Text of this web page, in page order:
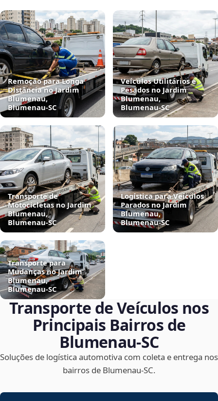
Remoção para Longa
Distância no Jardim
Blumenau,
Blumenau‑SC
Veículos Utilitários e
Pesados no Jardim
Blumenau,
Blumenau‑SC
Transporte de
Motocicletas no Jardim
Blumenau,
Blumenau‑SC
Logística para Veículos
Parados no Jardim
Blumenau,
Blumenau‑SC
Transporte para
Mudanças no Jardim
Blumenau,
Blumenau‑SC
Transporte de Veículos nos
Principais Bairros de
Blumenau‑SC
Soluções de logística automotiva com coleta e entrega nos
bairros de Blumenau‑SC.